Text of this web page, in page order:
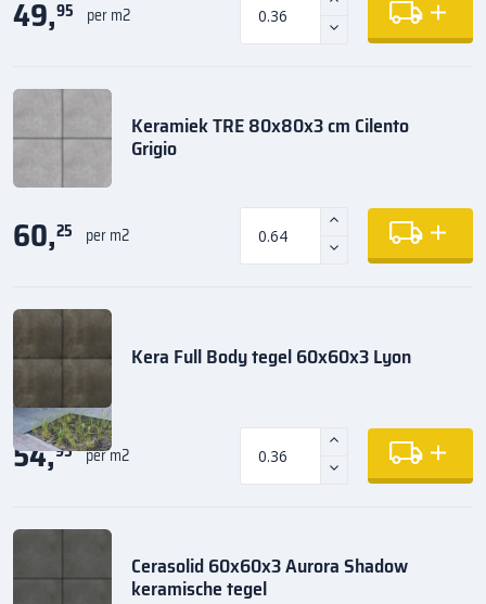
49,95 per m2
Keramiek TRE 80x80x3 cm Cilento
Grigio
60,25 per m2
Kera Full Body tegel 60x60x3 Lyon
54,95 per m2
Cerasolid 60x60x3 Aurora Shadow
keramische tegel